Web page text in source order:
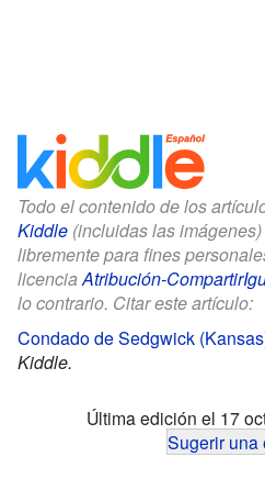
Todo el contenido de los
Kiddle (incluidas las
libremente para fines
licenciaAtribución-
lo contrario. Citar este artículo:
Condado de Sedgwick
Kiddle.
Última edición el 17
Sugerir una